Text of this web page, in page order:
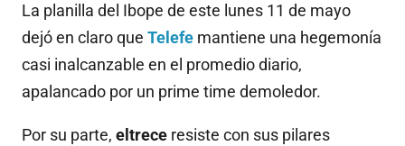
La planilla del Ibope de este lunes 11 de mayo
dejó en claro que Telefe mantiene una hegemonía
casi inalcanzable en el promedio diario,
apalancado por un prime time demoledor.
Por su parte, eltrece resiste con sus pilares